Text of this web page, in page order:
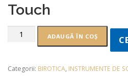
Touch
ADAUGĂ ÎN COȘ
Categorii: BIROTICA, INSTRUMENTE DE